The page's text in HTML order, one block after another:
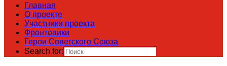
Главная
О проекте
Участники проекта
Фронтовики
Герои Советского Союза
Search for: